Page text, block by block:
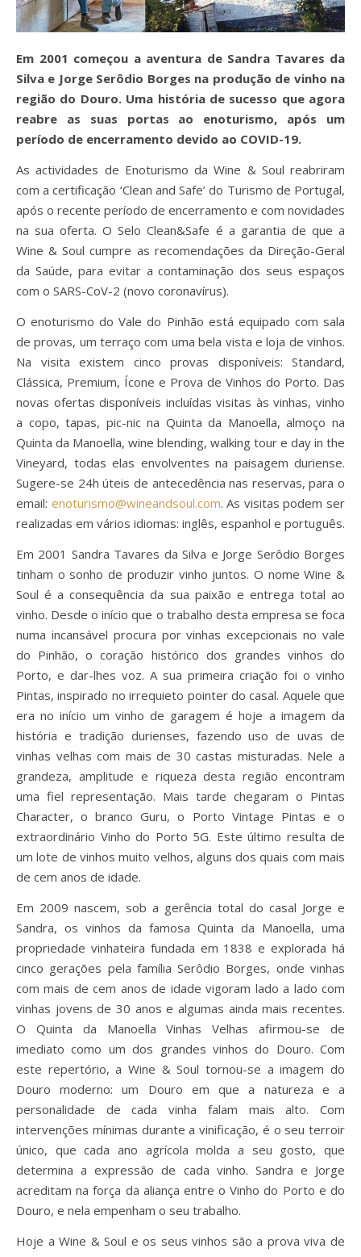
Em 2001 começou a aventura de Sandra Tavares da
Silva e Jorge Serôdio Borges na produção de vinho na
região do Douro. Uma história de sucesso que agora
reabre as suas portas ao enoturismo, após um
período de encerramento devido ao COVID-19.
As actividades de Enoturismo da Wine & Soul reabriram
com a certificação ‘Clean and Safe’ do Turismo de Portugal,
após o recente período de encerramento e com novidades
na sua oferta. O Selo Clean&Safe é a garantia de que a
Wine & Soul cumpre as recomendações da Direção-Geral
da Saúde, para evitar a contaminação dos seus espaços
com o SARS-CoV-2 (novo coronavírus).
O enoturismo do Vale do Pinhão está equipado com sala
de provas, um terraço com uma bela vista e loja de vinhos.
Na visita existem cinco provas disponíveis: Standard,
Clássica, Premium, Ícone e Prova de Vinhos do Porto. Das
novas ofertas disponíveis incluídas visitas às vinhas, vinho
a copo, tapas, pic-nic na Quinta da Manoella, almoço na
Quinta da Manoella, wine blending, walking tour e day in the
Vineyard, todas elas envolventes na paisagem duriense.
Sugere-se 24h úteis de antecedência nas reservas, para o
email: enoturismo@wineandsoul.com. As visitas podem ser
realizadas em vários idiomas: inglês, espanhol e português.
Em 2001 Sandra Tavares da Silva e Jorge Serôdio Borges
tinham o sonho de produzir vinho juntos. O nome Wine &
Soul é a consequência da sua paixão e entrega total ao
vinho. Desde o início que o trabalho desta empresa se foca
numa incansável procura por vinhas excepcionais no vale
do Pinhão, o coração histórico dos grandes vinhos do
Porto, e dar-lhes voz. A sua primeira criação foi o vinho
Pintas, inspirado no irrequieto pointer do casal. Aquele que
era no início um vinho de garagem é hoje a imagem da
história e tradição durienses, fazendo uso de uvas de
vinhas velhas com mais de 30 castas misturadas. Nele a
grandeza, amplitude e riqueza desta região encontram
uma fiel representação. Mais tarde chegaram o Pintas
Character, o branco Guru, o Porto Vintage Pintas e o
extraordinário Vinho do Porto 5G. Este último resulta de
um lote de vinhos muito velhos, alguns dos quais com mais
de cem anos de idade.
Em 2009 nascem, sob a gerência total do casal Jorge e
Sandra, os vinhos da famosa Quinta da Manoella, uma
propriedade vinhateira fundada em 1838 e explorada há
cinco gerações pela família Serôdio Borges, onde vinhas
com mais de cem anos de idade vigoram lado a lado com
vinhas jovens de 30 anos e algumas ainda mais recentes.
O Quinta da Manoella Vinhas Velhas afirmou-se de
imediato como um dos grandes vinhos do Douro. Com
este repertório, a Wine & Soul tornou-se a imagem do
Douro moderno: um Douro em que a natureza e a
personalidade de cada vinha falam mais alto. Com
intervenções mínimas durante a vinificação, é o seu terroir
único, que cada ano agrícola molda a seu gosto, que
determina a expressão de cada vinho. Sandra e Jorge
acreditam na força da aliança entre o Vinho do Porto e do
Douro, e nela empenham o seu trabalho.
Hoje a Wine & Soul e os seus vinhos são a prova viva de